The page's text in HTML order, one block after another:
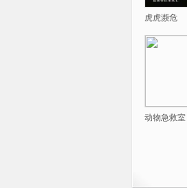
虎虎濒危
动物急救室